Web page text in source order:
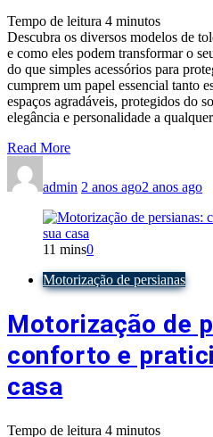
Tempo de leitura 4 minutos
Descubra os diversos modelos de
e como eles podem transformar o
do que simples acessórios para
cumprem um papel essencial tanto
espaços agradáveis, protegidos do
elegância e personalidade a
Read More
admin 2 anos ago2 anos ago
11 mins0
Motorização de persianas
Motorização de
conforto e
casa
Tempo de leitura 4 minutos